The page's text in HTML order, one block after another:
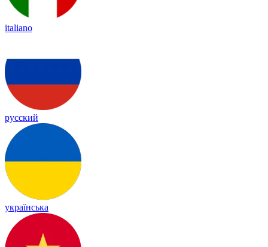
italiano
русский
українська